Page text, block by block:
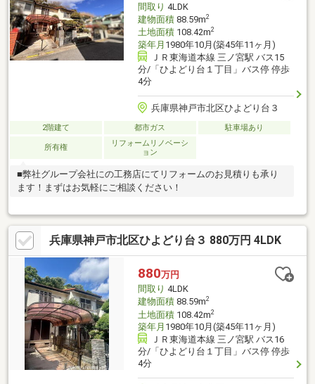
間取り 4LDK
建物面積88.59m2
土地面積108.42m2
築年月 1980年10月(築45年11ヶ月)
ＪＲ東海道本線 三ノ宮駅 バス15
分/「ひよどり台１丁目」バス停 停歩
4分
兵庫県神戸市北区ひよどり台３
2階建て 都市ガス 駐車場あり
所有権
リフォームリノベーシ
ョン
■弊社グループ会社にの工務店にてリフォームのお見積りも承り
ます！まずはお気軽にご相談ください！
兵庫県神戸市北区ひよどり台３ 880万円 4LDK
880万円
間取り 4LDK
建物面積88.59m2
土地面積108.42m2
築年月 1980年10月(築45年11ヶ月)
ＪＲ東海道本線 三ノ宮駅 バス16
分/「ひよどり台１丁目」バス停 停歩
4分